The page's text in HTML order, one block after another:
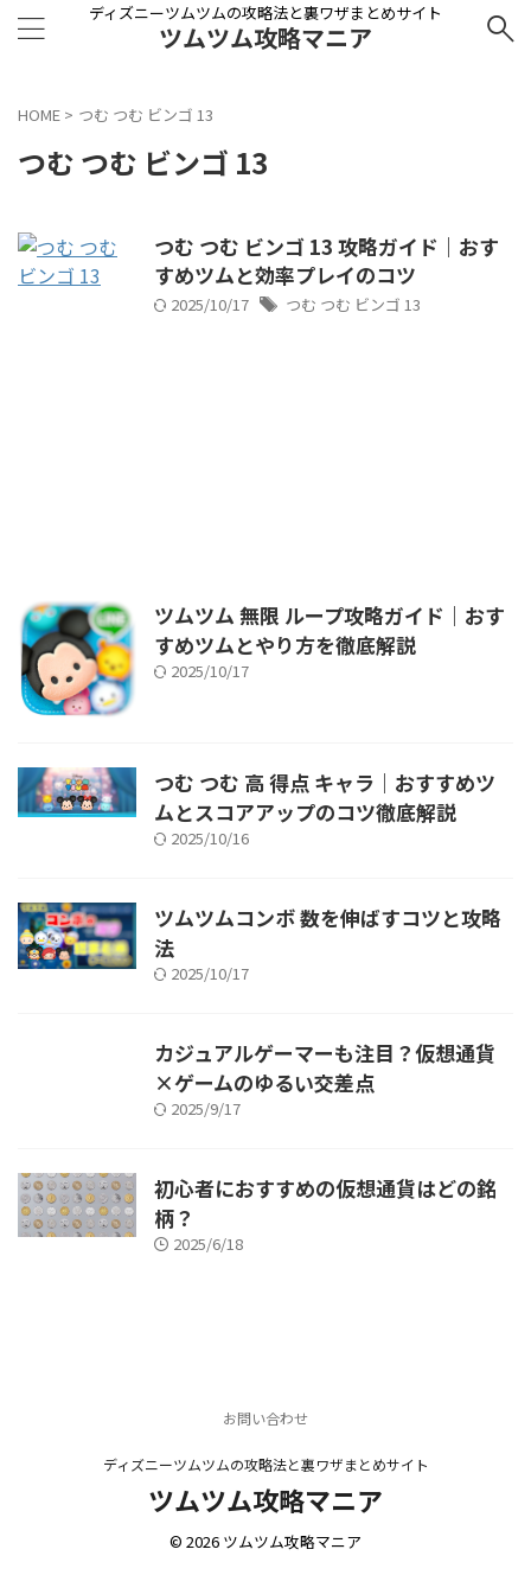
ディズニーツムツムの攻略法と裏ワザまとめサイト
ツムツム攻略マニア
HOME > つむ つむ ビンゴ 13
つむ つむ ビンゴ 13
つむ つむ ビンゴ 13 攻略ガイド｜おす
すめツムと効率プレイのコツ
2025/10/17 つむ つむ ビンゴ 13
ツムツム 無限 ループ攻略ガイド｜おす
すめツムとやり方を徹底解説
2025/10/17
つむ つむ 高 得点 キャラ｜おすすめツ
ムとスコアアップのコツ徹底解説
2025/10/16
ツムツムコンボ 数を伸ばすコツと攻略
法
2025/10/17
カジュアルゲーマーも注目？仮想通貨
×ゲームのゆるい交差点
2025/9/17
初心者におすすめの仮想通貨はどの銘
柄？
2025/6/18
お問い合わせ
ディズニーツムツムの攻略法と裏ワザまとめサイト
ツムツム攻略マニア
© 2026 ツムツム攻略マニア